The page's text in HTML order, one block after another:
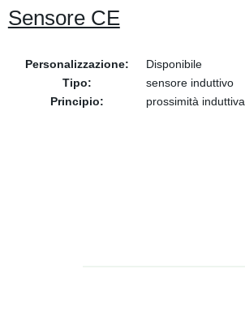
Sensore CE
Personalizzazione:
Disponibile
Tipo:
sensore induttivo
Principio:
prossimità induttiva